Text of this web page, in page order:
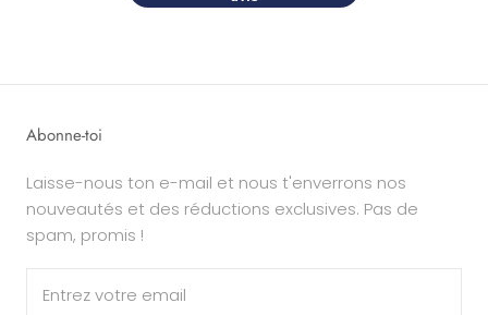
Abonne-toi
Laisse-nous ton e-mail et nous t'enverrons nos
nouveautés et des réductions exclusives. Pas de
spam, promis !